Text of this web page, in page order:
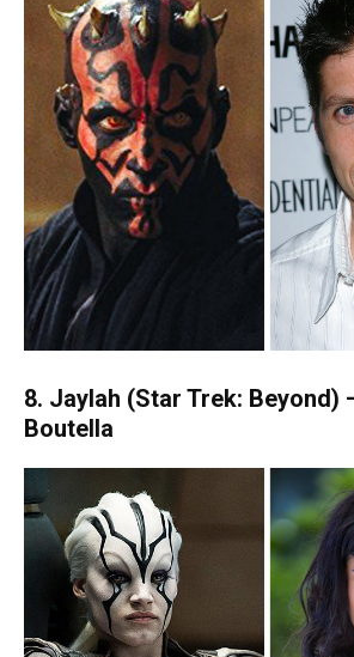
8. Jaylah (Star Trek: Beyond)
Boutella